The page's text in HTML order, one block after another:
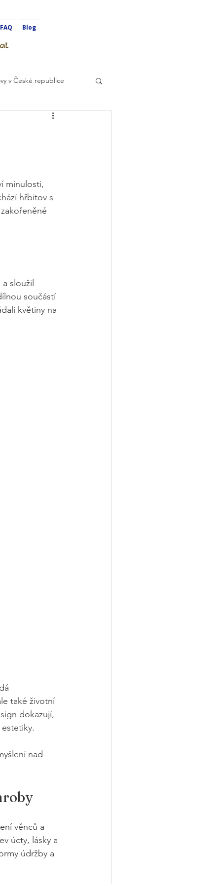
FAQ Blog
v České republice
minulosti,
hřbitov s
sloužil
součástí
květiny na
také životní
dokazují,
nad
věnců a
úcty, lásky a
údržby a